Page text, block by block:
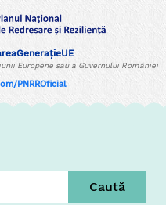
Europene sau a Guvernului României
PNRROficial
Caută